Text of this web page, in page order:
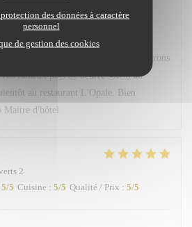
des données à caractère
personnel
de gestion des cookies
grand plaisir à Léa, Hugo ainsi qu'à
de savoir qu'ils ont contribué à
Nous serons très heureux de vous
table 113. Et rassurez-vous, nous ferons
fameux pots de beurre soient au
au restaurant L'Opale. Bien
Maitre d'hôtel
2
5/5 Cuisine : 5/5 Qualité / Prix : 5/5